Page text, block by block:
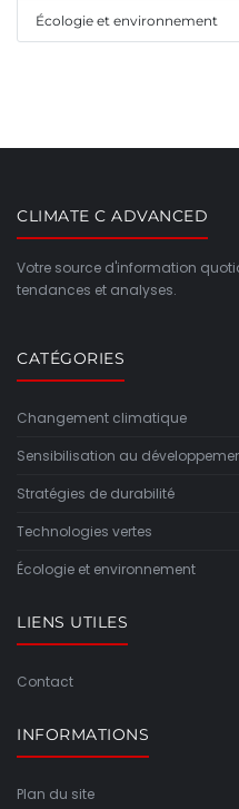
Écologie et environnement
CLIMATE C ADVANCED
Votre source d'information
tendances et analyses.
CATÉGORIES
Changement climatique
Sensibilisation au
Stratégies de durabilité
Technologies vertes
Écologie et environnement
LIENS UTILES
Contact
INFORMATIONS
Plan du site